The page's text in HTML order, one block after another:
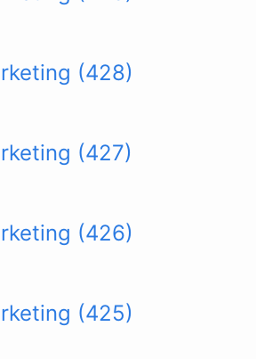
(428)
(427)
(426)
(425)